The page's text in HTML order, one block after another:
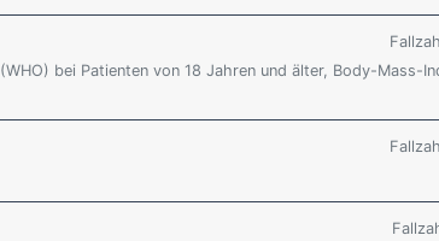
bei Patienten von 18 Jahren und älter, Body-Mass-